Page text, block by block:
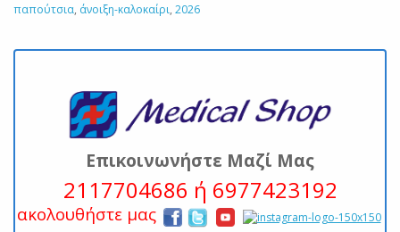
παπούτσια, άνοιξη-καλοκαίρι, 2026
Επικοινωνήστε Μαζί Μας
2117704686 ή 6977423192
ακολουθήστε μας